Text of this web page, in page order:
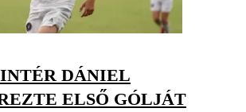
DÁNIEL
ELSŐ GÓLJÁT